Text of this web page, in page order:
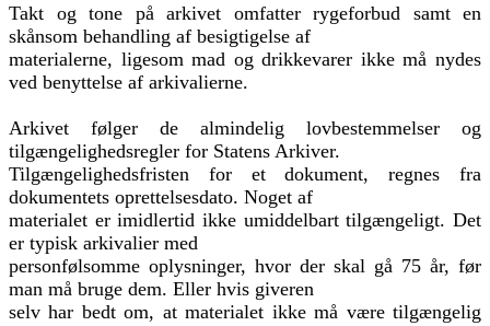
Takt og tone på arkivet omfatter rygeforbud samt en
skånsom behandling af besigtigelse af
materialerne, ligesom mad og drikkevarer ikke må nydes
ved benyttelse af arkivalierne.
Arkivet følger de almindelig lovbestemmelser og
tilgængelighedsregler for Statens Arkiver.
Tilgængelighedsfristen for et dokument, regnes fra
dokumentets oprettelsesdato. Noget af
materialet er imidlertid ikke umiddelbart tilgængeligt. Det
er typisk arkivalier med
personfølsomme oplysninger, hvor der skal gå 75 år, før
man må bruge dem. Eller hvis giveren
selv har bedt om, at materialet ikke må være tilgængelig